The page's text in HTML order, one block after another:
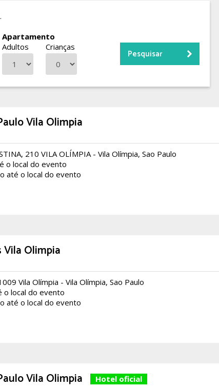
Apartamento
Adultos
Crianças
Vila Olimpia
210 VILA OLÍMPIA - Vila Olímpia, Sao Paulo
o local do evento
até o local do evento
Olimpia
Vila Olímpia - Vila Olímpia, Sao Paulo
o local do evento
até o local do evento
Vila Olimpia Hotel oficial